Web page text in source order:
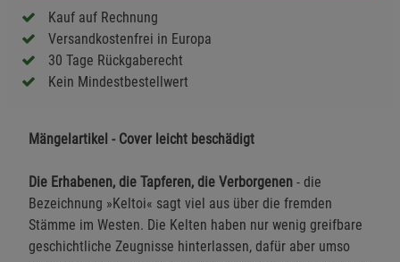
Kauf auf Rechnung
Versandkostenfrei in Europa
30 Tage Rückgaberecht
Kein Mindestbestellwert
Mängelartikel - Cover leicht beschädigt
Die Erhabenen, die Tapferen, die Verborgenen - die
Bezeichnung »Keltoi« sagt viel aus über die fremden
Stämme im Westen. Die Kelten haben nur wenig greifbare
geschichtliche Zeugnisse hinterlassen, dafür aber umso